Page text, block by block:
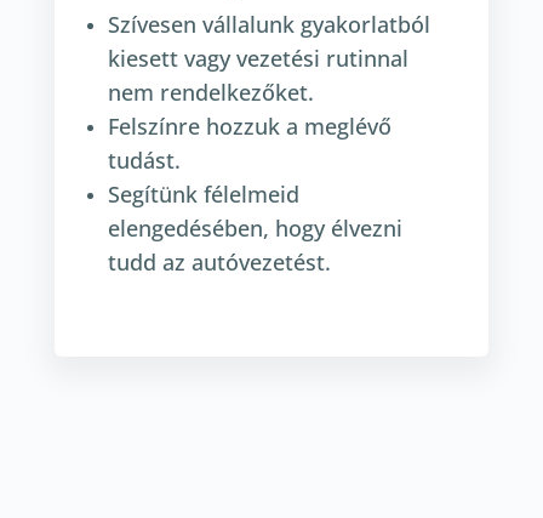
Szívesen vállalunk gyakorlatból
kiesett vagy vezetési rutinnal
nem rendelkezőket.
Felszínre hozzuk a meglévő
tudást.
Segítünk félelmeid
elengedésében, hogy élvezni
tudd az autóvezetést.